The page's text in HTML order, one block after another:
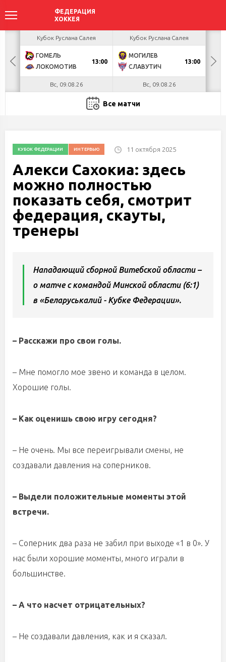
БУЛ
Кубок Руслана Салея
ГОМЕЛЬ
ЛОКОМОТИВ
13:00
Вс, 09.08.26
Кубок Руслана Салея
МОГИЛЕВ
СЛАВУТИЧ
13:00
Вс, 09.08.26
Все матчи
КУБОК ФЕДЕРАЦИИ ИНТЕРВЬЮ 11 октября 2025
Алекси Сахокиа: здесь
можно полностью
показать себя, смотрит
федерация, скауты,
тренеры
Нападающий сборной Витебской области –
о матче с командой Минской области (6:1)
в «Беларуськалий - Кубке Федерации».
– Расскажи про свои голы.
– Мне помогло мое звено и команда в целом.
Хорошие голы.
– Как оценишь свою игру сегодня?
– Не очень. Мы все переигрывали смены, не
создавали давления на соперников.
– Выдели положительные моменты этой
встречи.
– Соперник два раза не забил при выходе «1 в 0». У
нас были хорошие моменты, много играли в
большинстве.
– А что насчет отрицательных?
– Не создавали давления, как и я сказал.